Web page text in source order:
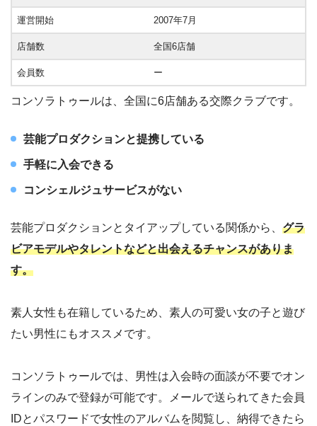
運営開始 2007年7月
店舗数 全国6店舗
会員数 ー
コンソラトゥールは、全国に6店舗ある交際クラブです。
芸能プロダクションと提携している
手軽に入会できる
コンシェルジュサービスがない
芸能プロダクションとタイアップしている関係から、 グラ
ビアモデルやタレントなどと出会えるチャンスがありま
す。
素人女性も在籍しているため、素人の可愛い女の子と遊び
たい男性にもオススメです。
コンソラトゥールでは、男性は入会時の面談が不要でオン
ラインのみで登録が可能です。メールで送られてきた会員
IDとパスワードで女性のアルバムを閲覧し、納得できたら